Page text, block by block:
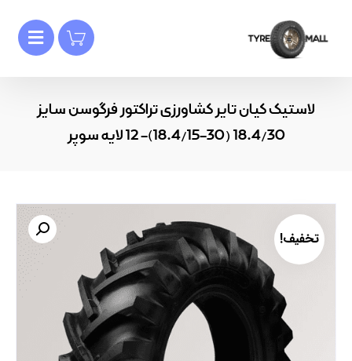
لاستیک کیان تایر کشاورزی تراکتور فرگوسن سایز
18.4/30 (30-18.4/15)- 12 لایه سوپر
تخفیف!